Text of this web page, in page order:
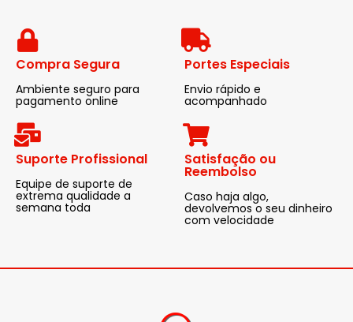
Compra Segura
Ambiente seguro para
pagamento online
Portes Especiais
Envio rápido e
acompanhado
Suporte Profissional
Equipe de suporte de
extrema qualidade a
semana toda
Satisfação ou
Reembolso
Caso haja algo,
devolvemos o seu dinheiro
com velocidade